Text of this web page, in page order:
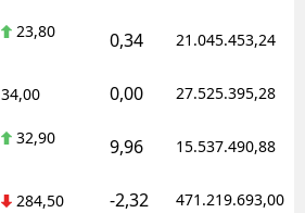
23,80 0,34 21.045.453,24
34,00 0,00 27.525.395,28
32,90 9,96 15.537.490,88
284,50 -2,32 471.219.693,00